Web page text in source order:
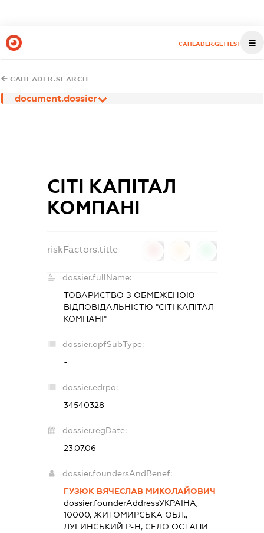
CAHEADER.GETTEST
CAHEADER.SEARCH
document.dossier
СІТІ КАПІТАЛ
КОМПАНІ
riskFactors.title
dossier.fullName:
ТОВАРИСТВО З ОБМЕЖЕНОЮ
ВІДПОВІДАЛЬНІСТЮ "СІТІ КАПІТАЛ
КОМПАНІ"
dossier.opfSubType:
-
dossier.edrpo:
34540328
dossier.regDate:
23.07.06
dossier.foundersAndBenef:
ГУЗЮК ВЯЧЕСЛАВ МИКОЛАЙОВИЧ
dossier.founderAddressУКРАЇНА,
10000, ЖИТОМИРСЬКА ОБЛ.,
ЛУГИНСЬКИЙ Р-Н, СЕЛО ОСТАПИ